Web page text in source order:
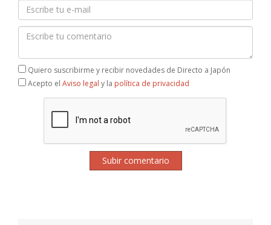
Quiero suscribirme y recibir novedades de Directo a Japón
Acepto el Aviso legal y la política de privacidad
Subir comentario